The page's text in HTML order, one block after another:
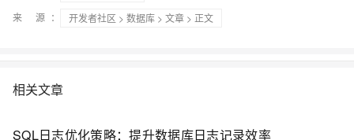
来 源：
开发者社区 > 数据库 > 文章 > 正文
相关文章
SQL日志优化策略：提升数据库日志记录效率